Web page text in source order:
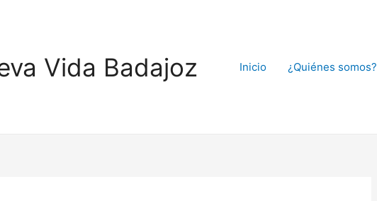
Vida Badajoz Inicio ¿Quiénes somos?